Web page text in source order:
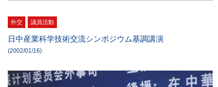
外交 議員活動
日中産業科学技術交流シンポジウム基調講演
(2002/01/16)